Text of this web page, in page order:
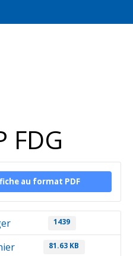
FDG
au format PDF
1439
81.63 KB